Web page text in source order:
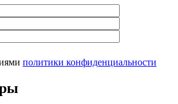
политики конфиденциальности